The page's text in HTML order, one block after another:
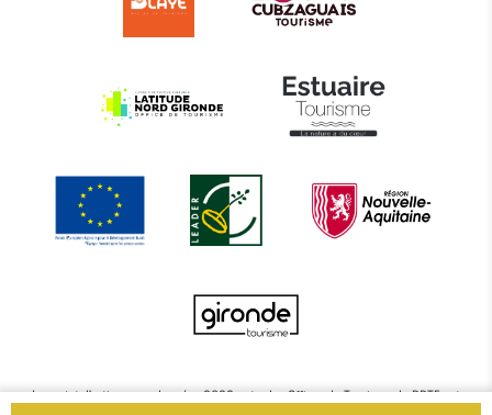
Le projet d’actions coordonnées 2022 entre les Offices de Tourisme de BBTE est